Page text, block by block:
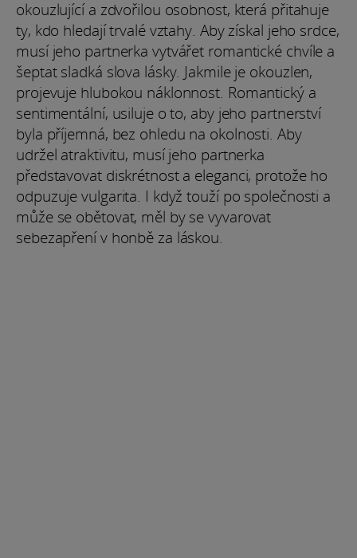
okouzlující a zdvořilou osobnost, která přitahuje
ty, kdo hledají trvalé vztahy. Aby získal jeho srdce,
musí jeho partnerka vytvářet romantické chvíle a
šeptat sladká slova lásky. Jakmile je okouzlen,
projevuje hlubokou náklonnost. Romantický a
sentimentální, usiluje o to, aby jeho partnerství
byla příjemná, bez ohledu na okolnosti. Aby
udržel atraktivitu, musí jeho partnerka
představovat diskrétnost a eleganci, protože ho
odpuzuje vulgarita. I když touží po společnosti a
může se obětovat, měl by se vyvarovat
sebezapření v honbě za láskou.